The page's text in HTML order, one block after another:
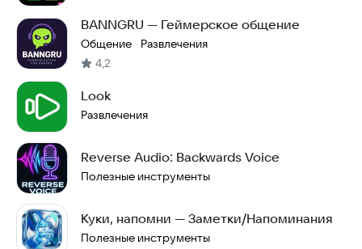
BANNGRU — Геймерское общение
Общение · Развлечения
4,2
Look
Развлечения
Reverse Audio: Backwards Voice
Полезные инструменты
Куки, напомни — Заметки/Напоминания
Полезные инструменты